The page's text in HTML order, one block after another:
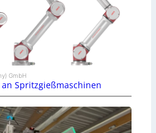
GmbH
Spritzgießmaschinen